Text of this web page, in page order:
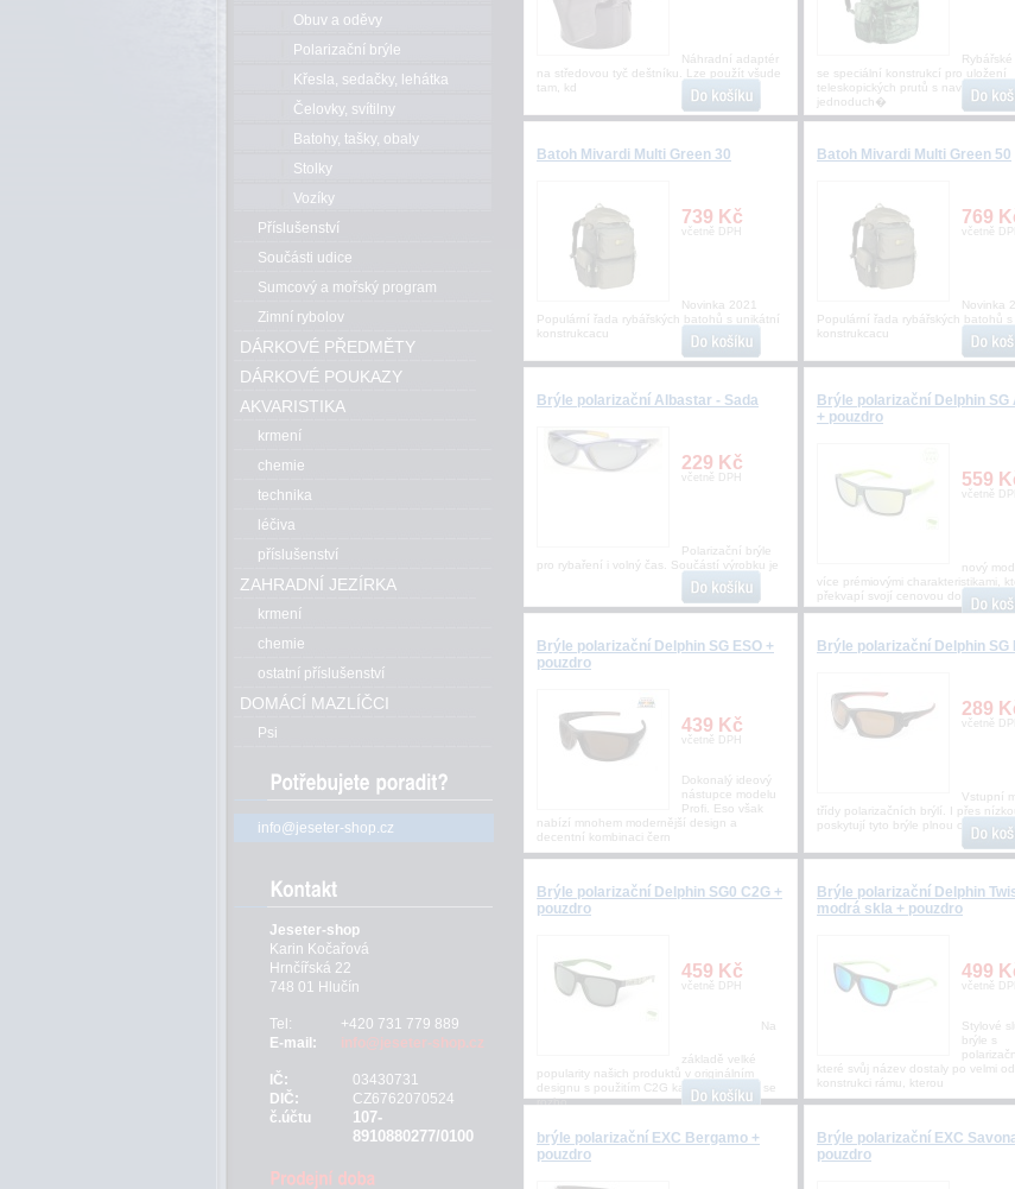
Náhradní adaptér
na středovou tyč deštníku. Lze použít všude
tam, kd
se speciální konstrukcí pro uložení
teleskopických prutů s navijáky a
jednoduch�
Batoh Mivardi Multi Green 30
739 Kč
včetně DPH
Novinka 2021
Populární řada rybářských batohů s unikátní
konstrukcacu
Batoh Mivardi Multi Green 50
769
včetně DPH
Novinka
Populární řada rybářských batohů
konstrukcacu
Brýle polarizační Albastar - Sada
229 Kč
včetně DPH
Polarizační brýle
pro rybaření i volný čas. Součástí výrobku je
Brýle polarizační Delphin SG
+ pouzdro
559
včetně DPH
nový
více prémiovými charakteristikami,
překvapí svojí cenovou
Brýle polarizační Delphin SG ESO +
pouzdro
439 Kč
včetně DPH
Dokonalý ideový
nástupce modelu
Profi. Eso však
nabízí mnohem modernější design a
decentní kombinaci čern
Brýle polarizační Delphin SG
289
včetně DPH
Vstupní
třídy polarizačních brýlí. I přes
poskytují tyto brýle plnou ochranu
Brýle polarizační Delphin SG0 C2G +
pouzdro
459 Kč
včetně DPH
Na
základě velké
popularity našich produktů v originálním
designu s použitím C2G kamufláže, jsme se
rozho
Brýle polarizační Delphin
modrá skla + pouzdro
499
včetně DPH
Stylové
brýle s
které svůj název dostaly po velmi
konstrukci rámu, kterou
brýle polarizační EXC Bergamo +
pouzdro
Brýle polarizační EXC
pouzdro
Obuv a oděvy
Polarizační brýle
Křesla, sedačky, lehátka
Čelovky, svítilny
Batohy, tašky, obaly
Stolky
Vozíky
Příslušenství
Součásti udice
Sumcový a mořský program
Zimní rybolov
DÁRKOVÉ PŘEDMĚTY
DÁRKOVÉ POUKAZY
AKVARISTIKA
krmení
chemie
technika
léčiva
příslušenství
ZAHRADNÍ JEZÍRKA
krmení
chemie
ostatní příslušenství
DOMÁCÍ MAZLÍČCI
Psi
info@jeseter-shop.cz
Jeseter-shop
Karin Kočařová
Hrnčířská 22
748 01 Hlučín
Tel:
+420 731 779 889
E-mail:
info@jeseter-shop.cz
IČ:
03430731
DIČ:
CZ6762070524
č.účtu
107-
8910880277/0100